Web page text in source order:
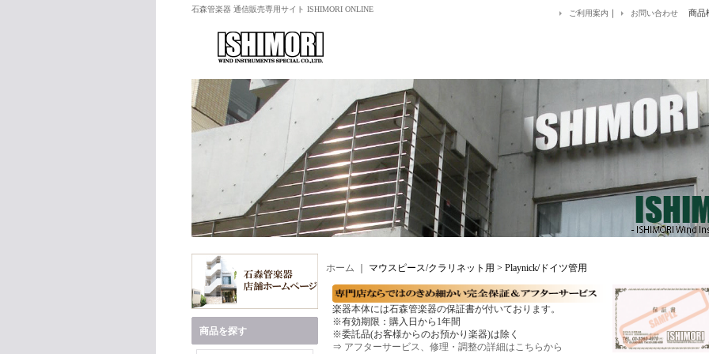
石森管楽器 通信販売専用サイト ISHIMORI ONLINE ご利用案内 ｜ お問い合わせ 商品
商品を探す
ホーム マウスピース/クラリネット用 > Playnick/ドイツ管用
楽器本体には石森管楽器の保証書が付いております。
※有効期限：購入日から1年間
※委託品(お客様からのお預かり楽器)は除く
⇒ アフターサービス、修理・調整の詳細はこちらから